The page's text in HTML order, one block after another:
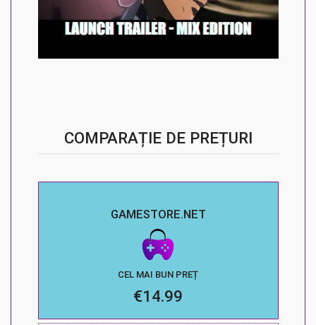
COMPARAȚIE DE PREȚURI
GAMESTORE.NET
CEL MAI BUN PREȚ
€14.99